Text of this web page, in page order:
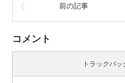
前の記事
コメント
トラックバッ